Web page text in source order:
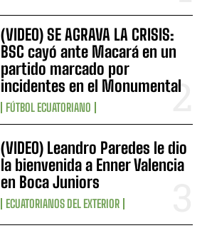
(VIDEO) SE AGRAVA LA CRISIS:
BSC cayó ante Macará en un
partido marcado por
incidentes en el Monumental
FÚTBOL ECUATORIANO
(VIDEO) Leandro Paredes le dio
la bienvenida a Enner Valencia
en Boca Juniors
ECUATORIANOS DEL EXTERIOR